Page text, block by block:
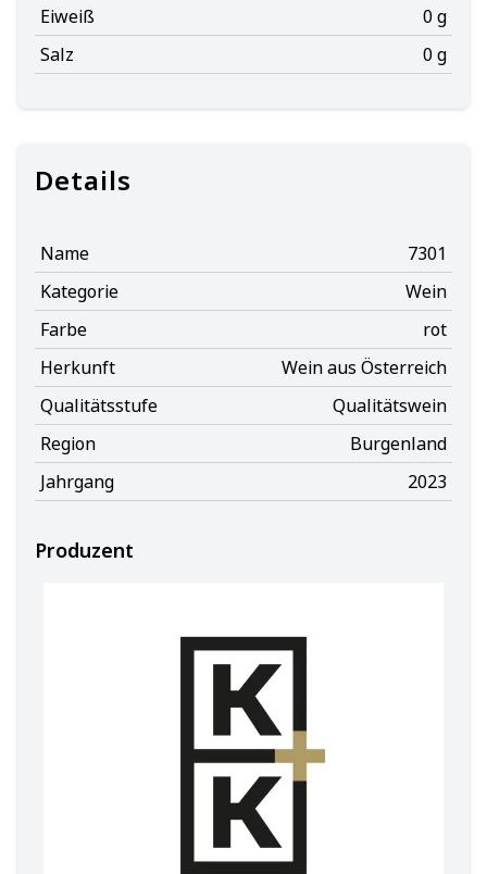
Eiweiß
0 g
Salz
0 g
Details
Name
7301
Kategorie
Wein
Farbe
rot
Herkunft
Wein aus Österreich
Qualitätsstufe
Qualitätswein
Region
Burgenland
Jahrgang
2023
Produzent